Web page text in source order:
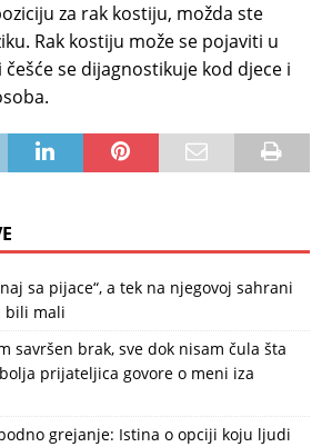
za rak kostiju, možda ste
Rak kostiju može se pojaviti u
se dijagnostikuje kod djece i
sa pijace“, a tek na njegovoj sahrani
bili mali
savršen brak, sve dok nisam čula šta
prijateljica govore o meni iza
grejanje: Istina o opciji koju ljudi